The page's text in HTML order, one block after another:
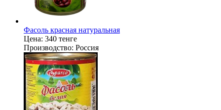
Фасоль красная натуральная
Цена: 340 тенге
Производство: Россия